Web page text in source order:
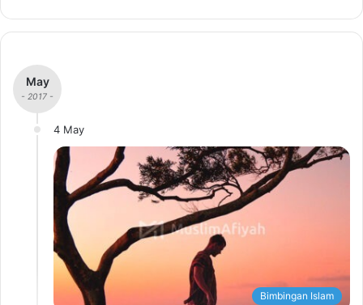
May
- 2017 -
4 May
Bimbingan Islam